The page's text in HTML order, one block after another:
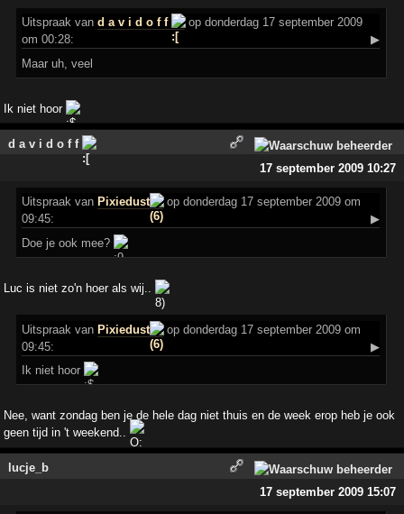
Uitspraak vand a v i d o f f
op donderdag 17 september 2009
om 00:28:
▶
Maar uh, veel
Ik niet hoor
d a v i d o f f
17 september 2009 10:27
Uitspraak van Pixiedust
op donderdag 17 september 2009 om
09:45:
▶
Doe je ook mee?
Luc is niet zo'n hoer als wij..
Uitspraak vanPixiedust
op donderdag 17 september 2009 om
09:45:
▶
Ik niet hoor
Nee, want zondag ben je de hele dag niet thuis en de week erop heb je ook
geen tijd in 't weekend..
lucje_b
17 september 2009 15:07